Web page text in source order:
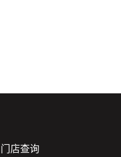
门店查询